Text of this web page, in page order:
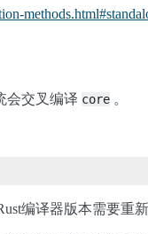
会交叉编译 core 。
编译器版本需要重新